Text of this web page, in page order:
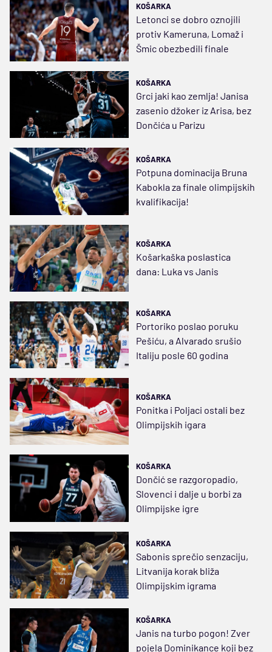
KOŠARKA
Letonci se dobro oznojili
protiv Kameruna, Lomaž i
Šmic obezbedili finale
KOŠARKA
Grci jaki kao zemlja! Janisa
zasenio džoker iz Arisa, bez
Dončića u Parizu
KOŠARKA
Potpuna dominacija Bruna
Kabokla za finale olimpijskih
kvalifikacija!
KOŠARKA
Košarkaška poslastica
dana: Luka vs Janis
KOŠARKA
Portoriko poslao poruku
Pešiću, a Alvarado srušio
Italiju posle 60 godina
KOŠARKA
Ponitka i Poljaci ostali bez
Olimpijskih igara
KOŠARKA
Dončić se razgoropadio,
Slovenci i dalje u borbi za
Olimpijske igre
KOŠARKA
Sabonis sprečio senzaciju,
Litvanija korak bliža
Olimpijskim igrama
KOŠARKA
Janis na turbo pogon! Zver
pojela Dominikance koji bez